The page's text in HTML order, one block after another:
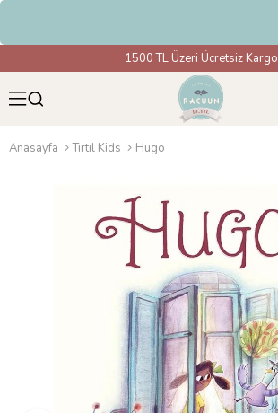
1500 TL Üzeri Ücretsiz Kargo
Anasayfa Tırtıl Kids Hugo